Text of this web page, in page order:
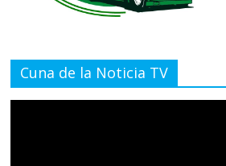
Cuna de la Noticia TV